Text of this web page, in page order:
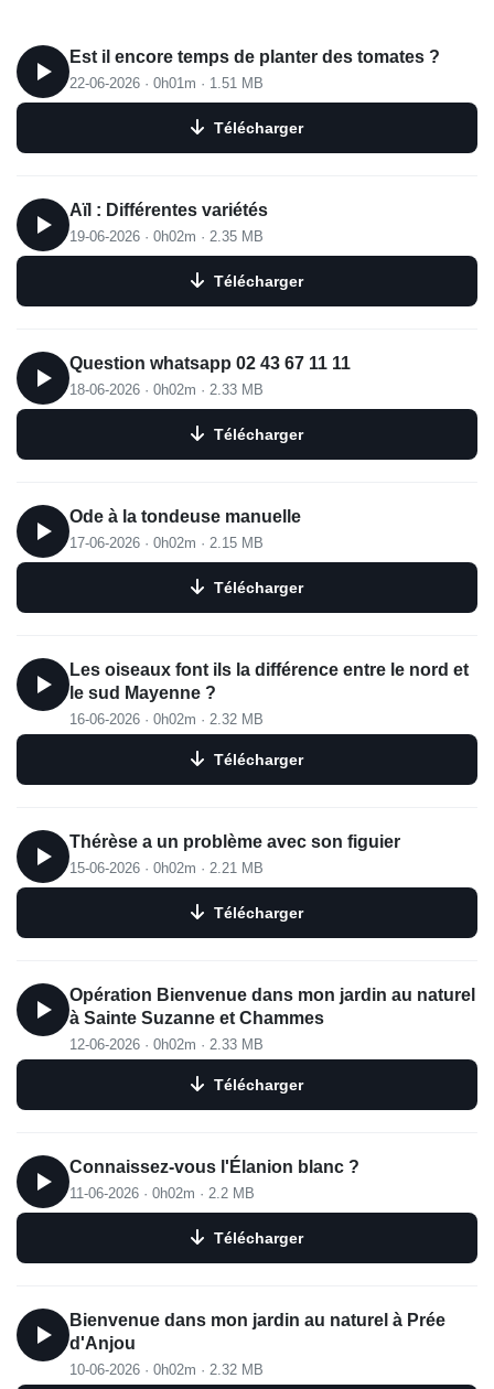
Est il encore temps de planter des tomates ?
22-06-2026 · 0h01m · 1.51 MB
Télécharger
Aïl : Différentes variétés
19-06-2026 · 0h02m · 2.35 MB
Télécharger
Question whatsapp 02 43 67 11 11
18-06-2026 · 0h02m · 2.33 MB
Télécharger
Ode à la tondeuse manuelle
17-06-2026 · 0h02m · 2.15 MB
Télécharger
Les oiseaux font ils la différence entre le nord et
le sud Mayenne ?
16-06-2026 · 0h02m · 2.32 MB
Télécharger
Thérèse a un problème avec son figuier
15-06-2026 · 0h02m · 2.21 MB
Télécharger
Opération Bienvenue dans mon jardin au naturel
à Sainte Suzanne et Chammes
12-06-2026 · 0h02m · 2.33 MB
Télécharger
Connaissez-vous l'Élanion blanc ?
11-06-2026 · 0h02m · 2.2 MB
Télécharger
Bienvenue dans mon jardin au naturel à Prée
d'Anjou
10-06-2026 · 0h02m · 2.32 MB